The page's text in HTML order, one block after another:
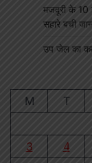
मजदूरी के 10
सहारे बची जान
उप जेल का
M
T
3
4